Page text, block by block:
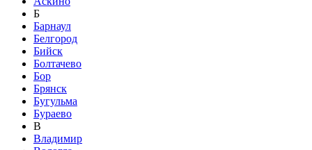
Б
Барнаул
Белгород
Бийск
Болтачево
Бор
Брянск
Бугульма
Бураево
В
Владимир